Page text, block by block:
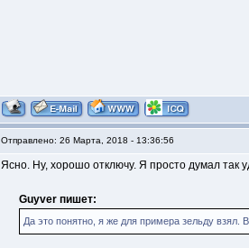
Отправлено: 26 Марта, 2018 - 13:36:56
Ясно. Ну, хорошо отключу. Я просто думал так
Guyver пишет:
Да это понятно, я же для примера зельду взял.